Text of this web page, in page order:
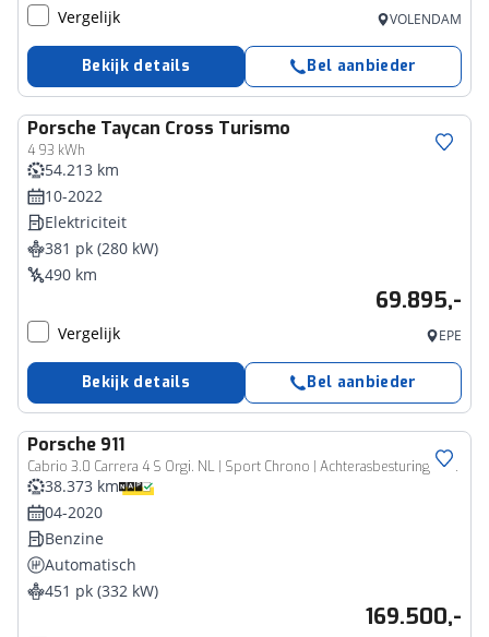
Vergelijk VOLENDAM
Bekijk details Bel aanbieder
Porsche Taycan Cross Turismo
4 93 kWh
54.213 km
10-2022
Elektriciteit
381 pk (280 kW)
490 km
69.895,-
Vergelijk EPE
Bekijk details Bel aanbieder
Porsche 911
Cabrio 3.0 Carrera 4 S Orgi. NL | Sport Chrono | Achterasbesturing | Sport Design Pack | PDCC | PDLS | Sportuitlaat | 20/21'' | Adaptieve Sportstoelen Plus ( Leder-Sport-Tex Stickels (checker Flag)
38.373 km
04-2020
Benzine
Automatisch
451 pk (332 kW)
169.500,-